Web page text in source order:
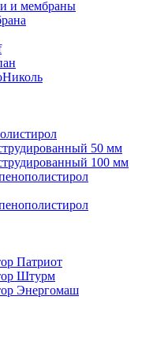
и мембраны
50 мм
100 мм
Патриот
Штурм
Энергомаш